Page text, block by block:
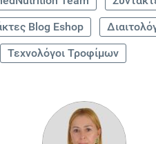
Blog Eshop
Τεχνολόγοι Τροφίμων